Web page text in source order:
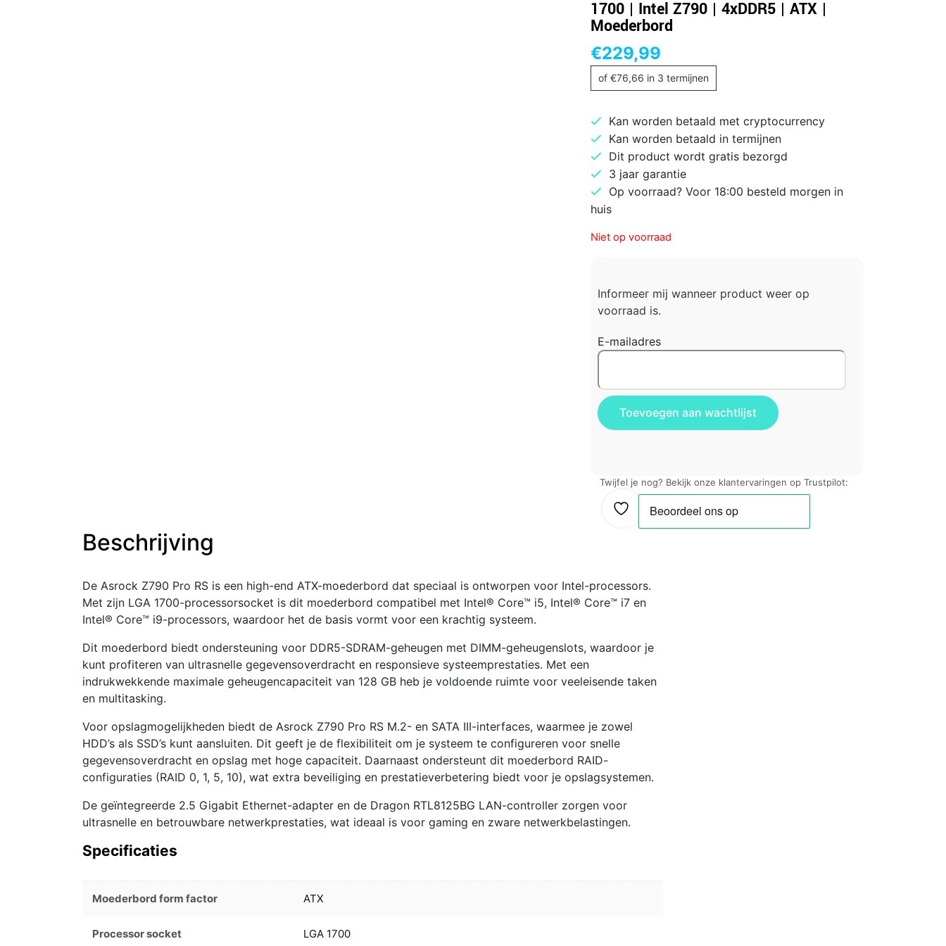
1700 | Intel Z790 | 4xDDR5 | ATX |
Moederbord
€229,99
of €76,66 in 3 termijnen
Kan worden betaald met cryptocurrency
Kan worden betaald in termijnen
Dit product wordt gratis bezorgd
3 jaar garantie
Op voorraad? Voor 18:00 besteld morgen in
huis
Niet op voorraad
Informeer mij wanneer product weer op
voorraad is.
E-mailadres
Twijfel je nog? Bekijk onze klantervaringen op Trustpilot:
Beschrijving
De Asrock Z790 Pro RS is een high-end ATX-moederbord dat speciaal is ontworpen voor Intel-processors.
Met zijn LGA 1700-processorsocket is dit moederbord compatibel met Intel® Core™ i5, Intel® Core™ i7 en
Intel® Core™ i9-processors, waardoor het de basis vormt voor een krachtig systeem.
Dit moederbord biedt ondersteuning voor DDR5-SDRAM-geheugen met DIMM-geheugenslots, waardoor je
kunt profiteren van ultrasnelle gegevensoverdracht en responsieve systeemprestaties. Met een
indrukwekkende maximale geheugencapaciteit van 128 GB heb je voldoende ruimte voor veeleisende taken
en multitasking.
Voor opslagmogelijkheden biedt de Asrock Z790 Pro RS M.2- en SATA III-interfaces, waarmee je zowel
HDD’s als SSD’s kunt aansluiten. Dit geeft je de flexibiliteit om je systeem te configureren voor snelle
gegevensoverdracht en opslag met hoge capaciteit. Daarnaast ondersteunt dit moederbord RAID-
configuraties (RAID 0, 1, 5, 10), wat extra beveiliging en prestatieverbetering biedt voor je opslagsystemen.
De geïntegreerde 2.5 Gigabit Ethernet-adapter en de Dragon RTL8125BG LAN-controller zorgen voor
ultrasnelle en betrouwbare netwerkprestaties, wat ideaal is voor gaming en zware netwerkbelastingen.
Specificaties
Moederbord form factor ATX
Processor socket LGA 1700